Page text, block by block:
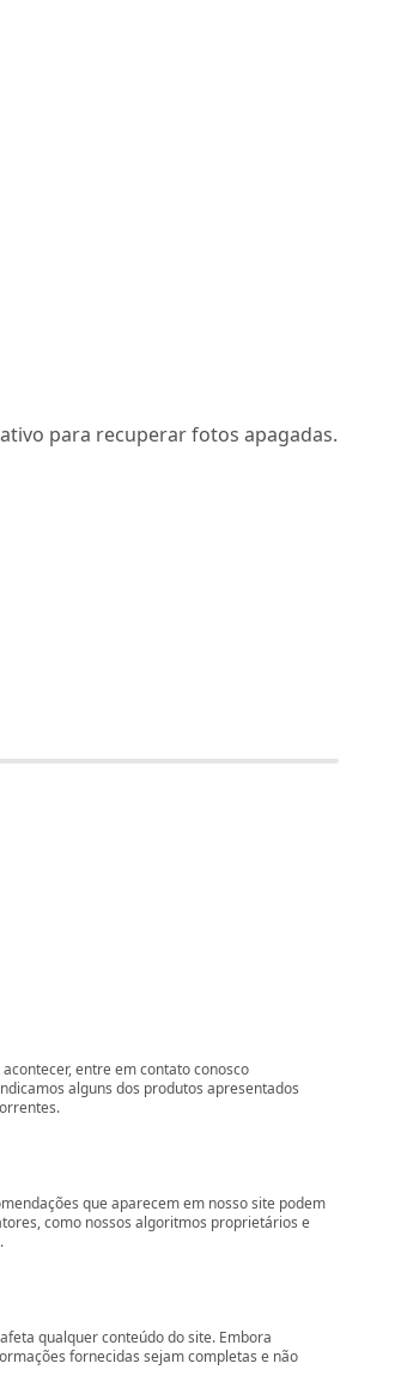
para recuperar fotos apagadas.
entre em contato conosco
alguns dos produtos apresentados
que aparecem em nosso site podem
como nossos algoritmos proprietários e
qualquer conteúdo do site. Embora
fornecidas sejam completas e não